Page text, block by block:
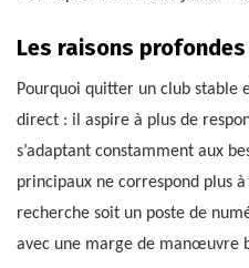
Les raisons profondes
Pourquoi quitter un club stable
direct : il aspire à plus de
s’adaptant constamment aux
principaux ne correspond plus
recherche soit un poste de
avec une marge de manœuvre